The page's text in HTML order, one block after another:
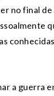
no final de
a guerra